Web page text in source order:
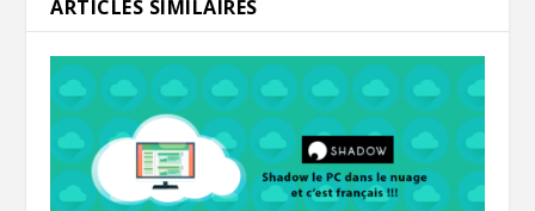
ARTICLES SIMILAIRES